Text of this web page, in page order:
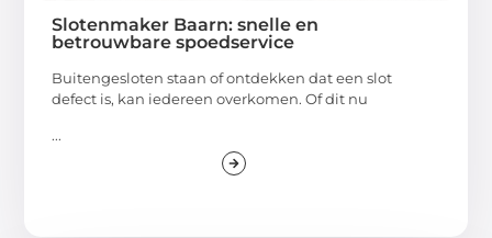
Slotenmaker Baarn: snelle en
betrouwbare spoedservice
Buitengesloten staan of ontdekken dat een slot
defect is, kan iedereen overkomen. Of dit nu
...